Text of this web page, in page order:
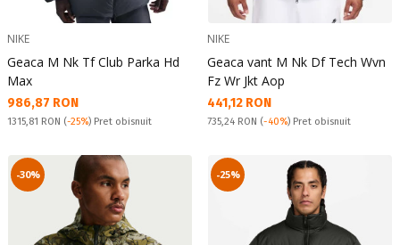
NIKE
Geaca M Nk Tf Club Parka Hd
Max
Текуща цена:
986,87 RON
Pret obisnuit:
1315,81 RON (-25%) Pret obisnuit
NIKE
Geaca vant M Nk Df Tech Wvn
Fz Wr Jkt Aop
Текуща цена:
441,12 RON
Pret obisnuit:
735,24 RON (-40%) Pret obisnuit
-30% -25%